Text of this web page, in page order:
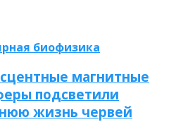
биофизика
магнитные
подсветили
жизнь червей